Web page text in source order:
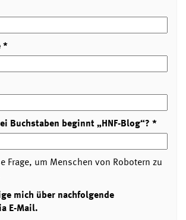
*
Buchstaben beginnt „HNF-Blog“? *
Frage, um Menschen von Robotern zu
mich über nachfolgende
E-Mail.